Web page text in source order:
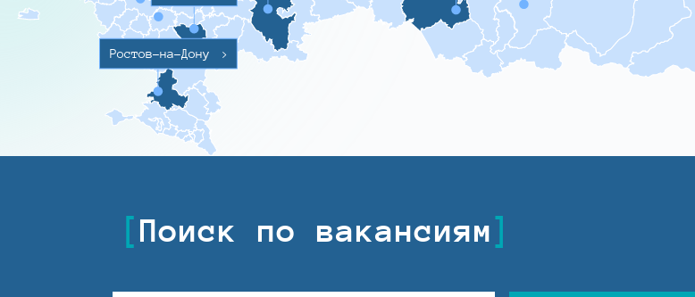
Ростов-на-Дону >
Поиск по вакансиям